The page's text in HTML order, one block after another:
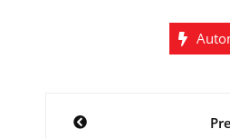
Navegación